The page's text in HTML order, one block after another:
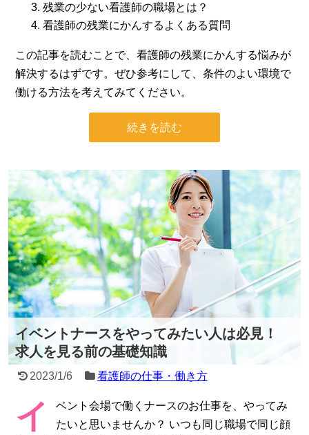
残業の少ない看護師の職場とは？
看護師の残業にかんするよくある質問
この記事を読むことで、看護師の残業にかんする悩みが
解決するはずです。ぜひ参考にして、条件のよい環境で
働ける方法を考えてみてください。
続きを読む
イベントナースをやってみたい人は必見！
求人を見る前の基礎知識
2023/1/6 看護師の仕事・働き方
イ
ベント会場で働くナースのお仕事を、やってみ
たいと思いませんか？ いつも同じ職場で同じ顔